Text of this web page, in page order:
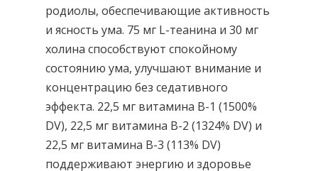
родиолы, обеспечивающие активность
и ясность ума. 75 мг L-теанина и 30 мг
холина способствуют спокойному
состоянию ума, улучшают внимание и
концентрацию без седативного
эффекта. 22,5 мг витамина B-1 (1500%
DV), 22,5 мг витамина B-2 (1324% DV) и
22,5 мг витамина B-3 (113% DV)
поддерживают энергию и здоровье